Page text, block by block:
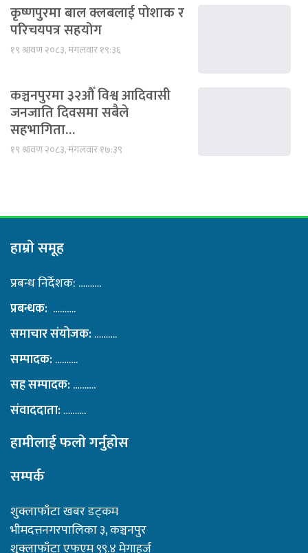
कृष्णपुरमा बाल क्लबलाई पोशाक र
परिचयपत्र सहयोग
१९ श्रावण २०८३, मंगलवार १९:३६
कञ्चनपुरमा ३२औँ विश्व आदिवासी
जनजाति दिवसमा सबैले
सहभागिता…
१९ श्रावण २०८३, मंगलवार १७:३९
हाम्राे समूह
प्रबन्ध निर्देशक: ……….
प्रबन्धक: ……….
समाचार संयोजक:……….
सम्पादक:……….
सह सम्पादक:……….
संवाददाता:……….
हामीलाई फलाे गर्नुहाेस
सम्पर्क
शुक्लाफाँटा खबर डट्कम
भीमदत्तनगरपालिका ३, कञ्चनपुर
शुक्लाफाँटा एफएम ९९.४ मेगाहर्ज